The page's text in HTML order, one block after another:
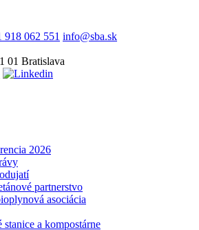
918 062 551 info@sba.sk
01 Bratislava
2026
partnerstvo
asociácia
a kompostárne